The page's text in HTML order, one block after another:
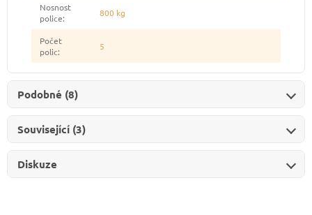
Nosnost
police: 800 kg
Počet
polic: 5
Podobné (8)
Související (3)
Diskuze